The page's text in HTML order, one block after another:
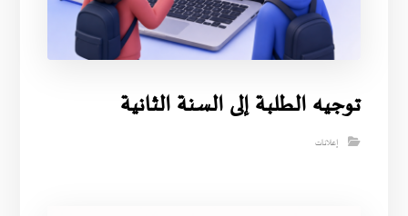
توجيه الطلبة إلى السنة الثانية
إعلانات